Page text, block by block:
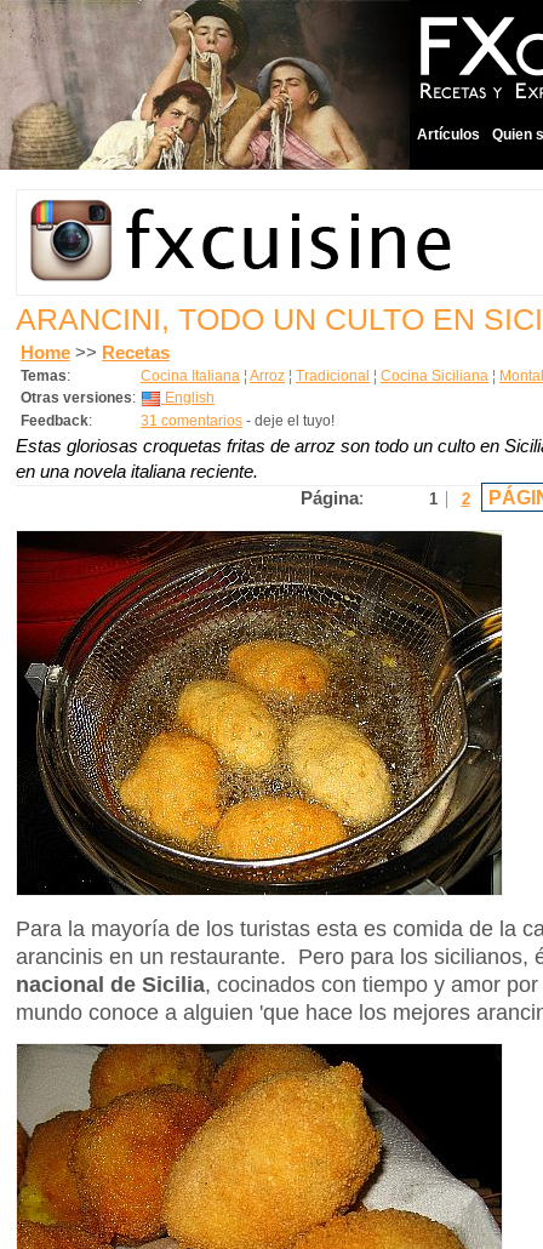
Artículos Quien
ARANCINI, TODO UN CULTO EN
Home >> Recetas
Temas: Cocina Italiana ¦ Arroz ¦ Tradicional ¦ Cocina Siciliana ¦
Otras versiones:
English
Feedback: 31 comentarios - deje el tuyo!
Estas gloriosas croquetas fritas de arroz son todo un culto en
en una novela italiana reciente.
Página: 1 2
Para la mayoría de los turistas esta es comida de la
arancinis en un restaurante. Pero para los sicilianos,
nacional de Sicilia, cocinados con tiempo y amor
mundo conoce a alguien 'que hace los mejores